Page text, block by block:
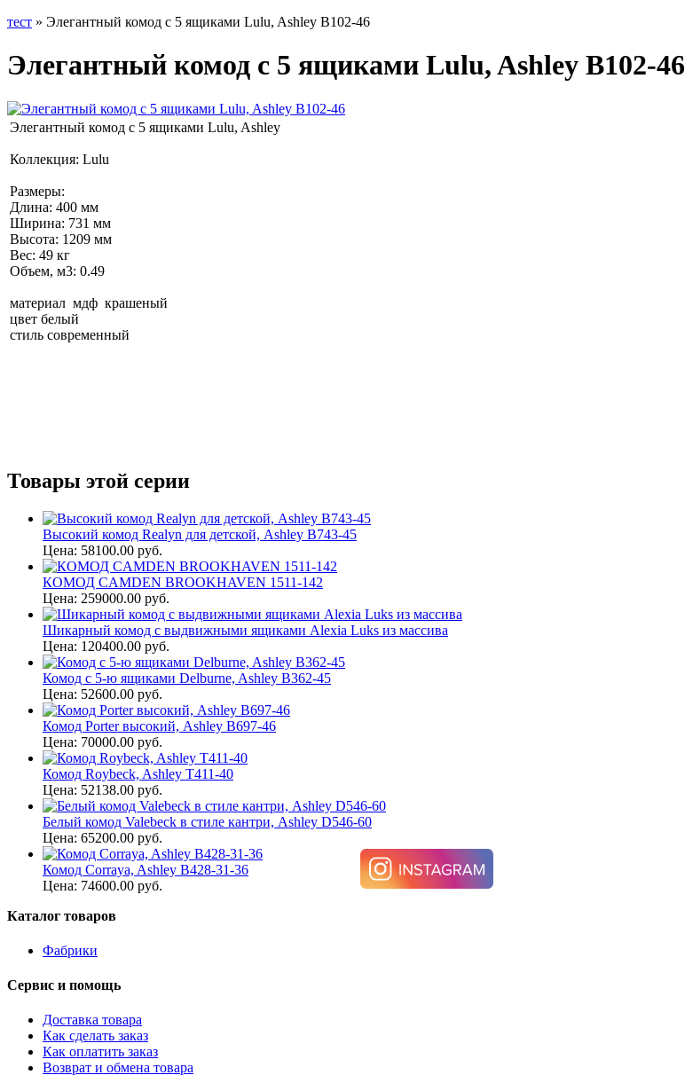
тест » Элегантный комод с 5 ящиками Lulu, Ashley B102-46
Элегантный комод с 5 ящиками Lulu, Ashley B102-46
Элегантный комод с 5 ящиками Lulu, Ashley
Коллекция: Lulu
Размеры:
Длина: 400 мм
Ширина: 731 мм
Высота: 1209 мм
Вес: 49 кг
Объем, м3: 0.49
материал мдф крашеный
цвет белый
стиль современный
Товары этой серии
Высокий комод Realyn для детской, Ashley B743-45
Цена: 58100.00 руб.
КОМОД CAMDEN BROOKHAVEN 1511-142
Цена: 259000.00 руб.
Шикарный комод с выдвижными ящиками Alexia Luks из массива
Цена: 120400.00 руб.
Комод с 5-ю ящиками Delburne, Ashley B362-45
Цена: 52600.00 руб.
Комод Porter высокий, Ashley B697-46
Цена: 70000.00 руб.
Комод Roybeck, Ashley T411-40
Цена: 52138.00 руб.
Белый комод Valebeck в стиле кантри, Ashley D546-60
Цена: 65200.00 руб.
Комод Corraya, Ashley B428-31-36
Цена: 74600.00 руб.
Каталог товаров
Фабрики
Сервис и помощь
Доставка товара
Как сделать заказ
Как оплатить заказ
Возврат и обмена товара